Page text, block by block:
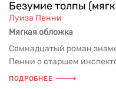
Безумие толпы
Луиза Пенни
Мягкая обложка
Семнадцатый роман
Пенни о старшем
ПОДРОБНЕЕ